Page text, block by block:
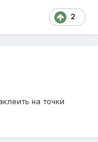
2
на точки